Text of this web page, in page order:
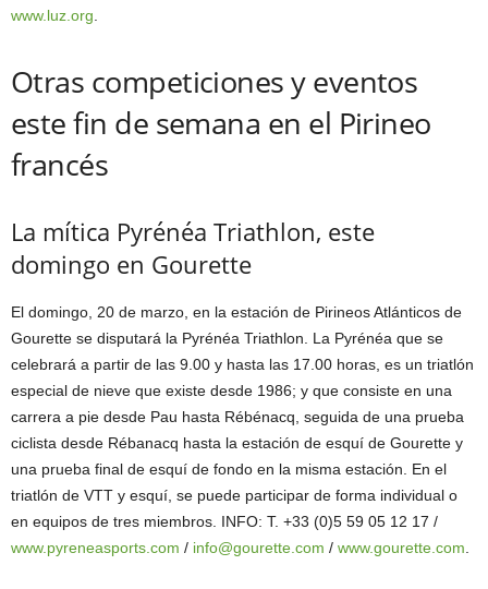
www.luz.org.
Otras competiciones y eventos
este fin de semana en el Pirineo
francés
La mítica Pyrénéa Triathlon, este
domingo en Gourette
El domingo, 20 de marzo, en la estación de Pirineos Atlánticos de
Gourette se disputará la Pyrénéa Triathlon. La Pyrénéa que se
celebrará a partir de las 9.00 y hasta las 17.00 horas, es un triatlón
especial de nieve que existe desde 1986; y que consiste en una
carrera a pie desde Pau hasta Rébénacq, seguida de una prueba
ciclista desde Rébanacq hasta la estación de esquí de Gourette y
una prueba final de esquí de fondo en la misma estación. En el
triatlón de VTT y esquí, se puede participar de forma individual o
en equipos de tres miembros. INFO: T. +33 (0)5 59 05 12 17 /
www.pyreneasports.com / info@gourette.com / www.gourette.com.